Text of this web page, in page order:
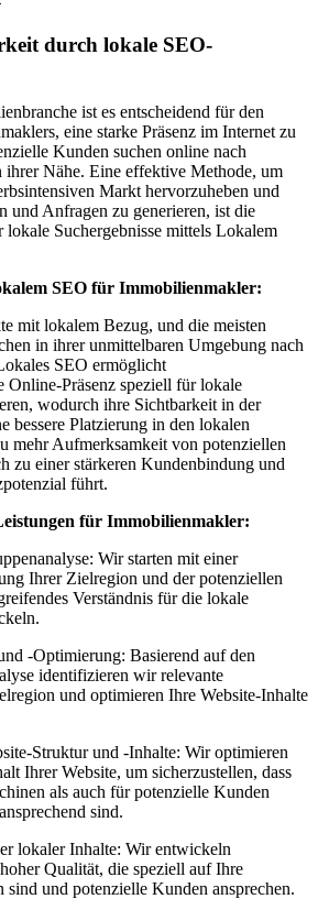
durch lokale SEO-
ist es entscheidend für den
eine starke Präsenz im Internet zu
Kunden suchen online nach
ihrer Nähe. Eine effektive Methode, um
Markt hervorzuheben und
und Anfragen zu generieren, ist die
Suchergebnisse mittels Lokalem
SEO für Immobilienmakler:
mit lokalem Bezug, und die meisten
in ihrer unmittelbaren Umgebung nach
SEO ermöglicht
Präsenz speziell für lokale
wodurch ihre Sichtbarkeit in der
bessere Platzierung in den lokalen
mehr Aufmerksamkeit von potenziellen
zu einer stärkeren Kundenbindung und
führt.
für Immobilienmakler:
Wir starten mit einer
Ihrer Zielregion und der potenziellen
Verständnis für die lokale
-Optimierung: Basierend auf den
identifizieren wir relevante
und optimieren Ihre Website-Inhalte
Struktur und -Inhalte: Wir optimieren
Ihrer Website, um sicherzustellen, dass
als auch für potenzielle Kunden
sind.
lokaler Inhalte: Wir entwickeln
Qualität, die speziell auf Ihre
sind und potenzielle Kunden ansprechen.